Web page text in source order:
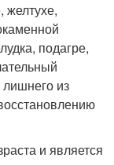
желтухе,
подагре,
лишнего из
и является